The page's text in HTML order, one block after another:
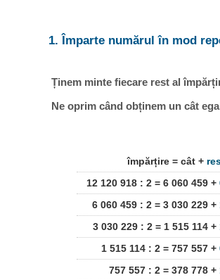
1. Împarte numărul în mod
Ținem minte fiecare rest al
Ne oprim când obținem un cât
împărțire = cât +
12 120 918 : 2 = 6 060 459 +
6 060 459 : 2 = 3 030 229 +
3 030 229 : 2 = 1 515 114 +
1 515 114 : 2 = 757 557 +
757 557 : 2 = 378 778 +